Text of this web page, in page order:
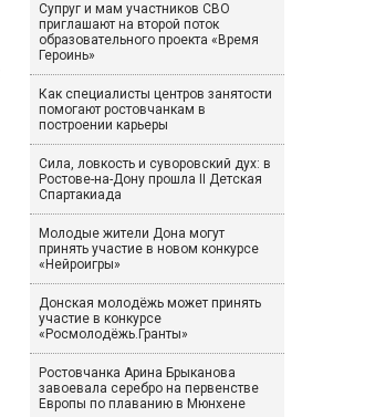
Супруг и мам участников СВО
приглашают на второй поток
образовательного проекта «Время
Героинь»
Как специалисты центров занятости
помогают ростовчанкам в
построении карьеры
Сила, ловкость и суворовский дух: в
Ростове-на-Дону прошла II Детская
Спартакиада
Молодые жители Дона могут
принять участие в новом конкурсе
«Нейроигры»
Донская молодёжь может принять
участие в конкурсе
«Росмолодёжь.Гранты»
Ростовчанка Арина Брыканова
завоевала серебро на первенстве
Европы по плаванию в Мюнхене